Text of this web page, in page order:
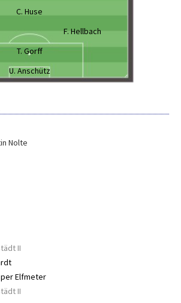
C. Huse
F. Hellbach
T. Gorff
U. Anschütz
Nolte
II
Elfmeter
II